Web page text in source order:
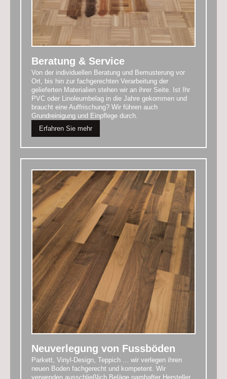
Beratung & Service
Von der individuellen Beratung und Bemusterung vor
Ort, bis hin zur fachgerechten Verarbeitung der
gelieferten Materialien stehen wir an ihrer Seite. Ist Ihr
PVC oder Linoleumbelag in die Jahre gekommen und
braucht eine Auffrischung? Wir führen auch
Grundreinigung und Einpflege durch.
Erfahren Sie mehr
Neuverlegung von Fussböden
Parkett, Vinyl-Design, Teppich ... wir verlegen ihren
neuen Boden fachgerecht und kompetent. Wir
verwenden ausschließlich Beläge namhafter Hersteller,